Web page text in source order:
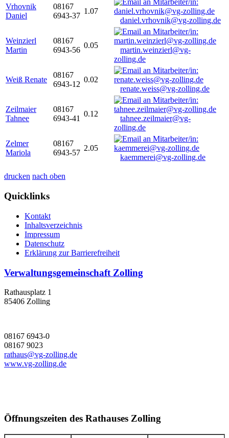
Vrhovnik
Daniel
08167
6943-37
1.07
daniel.vrhovnik@vg-zolling.de
Weinzierl
Martin
08167
6943-56
0.05
martin.weinzierl@vg-
zolling.de
Weiß Renate
08167
6943-12
0.02
renate.weiss@vg-zolling.de
Zeilmaier
Tahnee
08167
6943-41
0.12
tahnee.zeilmaier@vg-
zolling.de
Zelmer
Mariola
08167
6943-57
2.05
kaemmerei@vg-zolling.de
drucken nach oben
Quicklinks
Kontakt
Inhaltsverzeichnis
Impressum
Datenschutz
Erklärung zur Barrierefreiheit
Verwaltungsgemeinschaft Zolling
Rathausplatz 1
85406 Zolling
08167 6943-0
08167 9023
rathaus@vg-zolling.de
www.vg-zolling.de
Öffnungszeiten des Rathauses Zolling